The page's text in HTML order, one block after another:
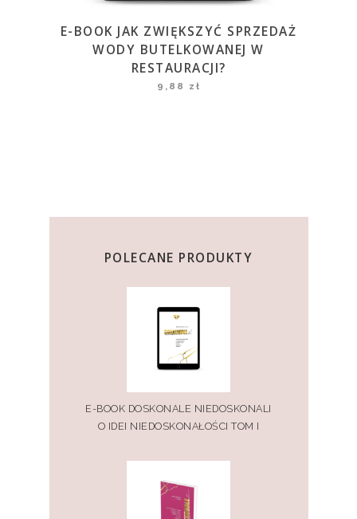
E-BOOK JAK ZWIĘKSZYĆ SPRZEDAŻ
WODY BUTELKOWANEJ W
RESTAURACJI?
9,88 zł
POLECANE PRODUKTY
E-BOOK DOSKONALE NIEDOSKONALI
O IDEI NIEDOSKONAŁOŚCI TOM I